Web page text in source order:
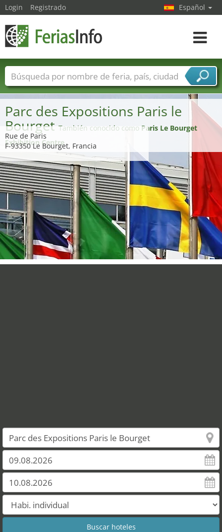
Parc des Expositions Paris le
Bourget También conocido como Paris Le Bourget
Exhibition Centre
Rue de Paris
F-93350 Le Bourget, Francia
Login Registrado Español
toggle
Nombres de ferias Países
Ciudades
Sectores de ferias
Sectores de proveedor de servicios